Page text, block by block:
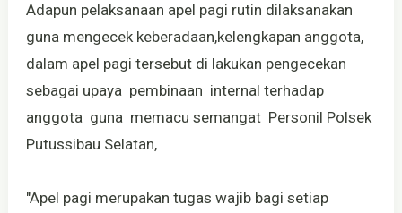
Adapun pelaksanaan apel pagi rutin dilaksanakan
guna mengecek keberadaan,kelengkapan anggota,
dalam apel pagi tersebut di lakukan pengecekan
sebagai upaya pembinaan internal terhadap
anggota guna memacu semangat Personil Polsek
Putussibau Selatan,
"Apel pagi merupakan tugas wajib bagi setiap